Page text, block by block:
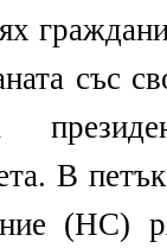
със
В
(НС)